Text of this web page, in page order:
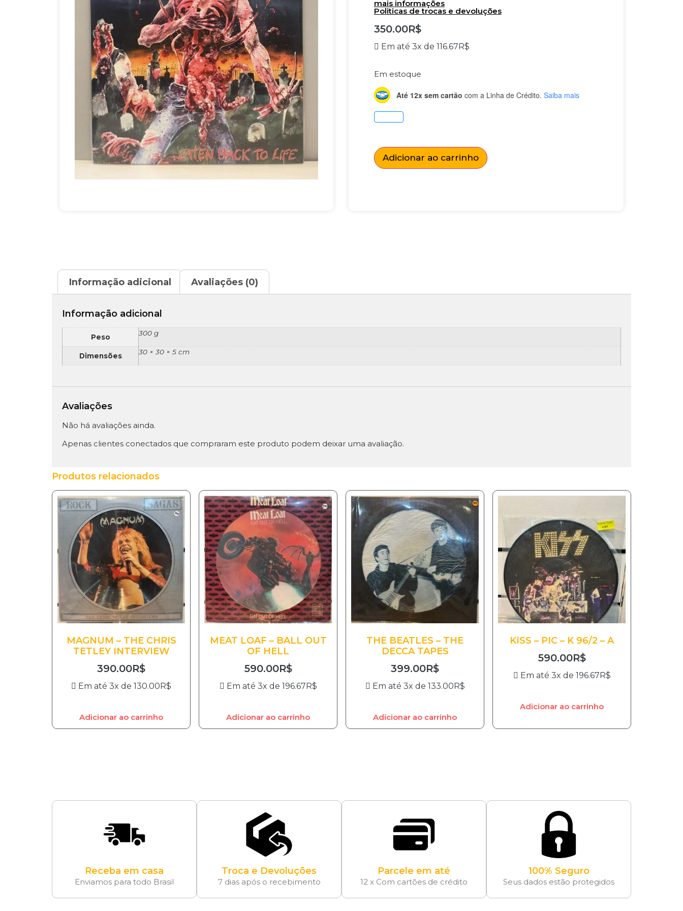
mais informações
Politicas de trocas e devoluções
350.00R$
Em até 3x de 116.67 R$
Em estoque
Até 12x sem cartão com a Linha de Crédito. Saiba mais
Adicionar ao carrinho
Informação adicional Avaliações (0)
Informação adicional
Peso 300 g
Dimensões 30 × 30 × 5 cm
Avaliações
Não há avaliações ainda.
Apenas clientes conectados que compraram este produto podem deixar uma avaliação.
Produtos relacionados
MAGNUM – THE CHRIS
TETLEY INTERVIEW
390.00R$
Em até 3x de 130.00R$
Adicionar ao carrinho
MEAT LOAF – BALL OUT
OF HELL
590.00R$
Em até 3x de 196.67R$
Adicionar ao carrinho
THE BEATLES – THE
DECCA TAPES
399.00R$
Em até 3x de 133.00R$
Adicionar ao carrinho
KISS – PIC – K 96/2 – A
590.00R$
Em até 3x de 196.67R$
Adicionar ao carrinho
Receba em casa
Enviamos para todo Brasil
Troca e Devoluções
7 dias após o recebimento
Parcele em até
12 x Com cartões de crédito
100% Seguro
Seus dados estão protegidos